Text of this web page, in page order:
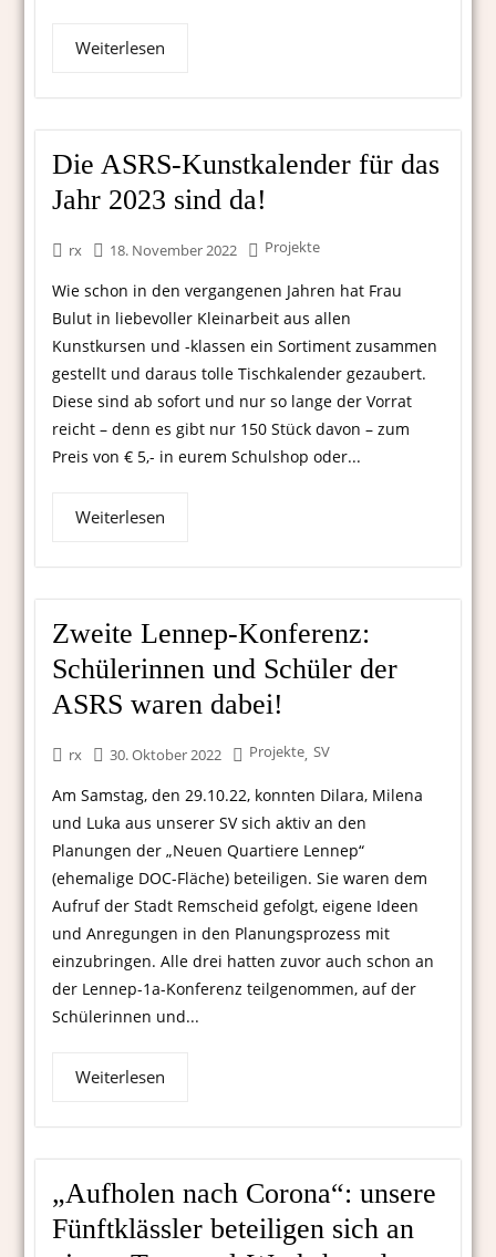
Weiterlesen
Die ASRS-Kunstkalender für das
Jahr 2023 sind da!
rx 18. November 2022 Projekte
Wie schon in den vergangenen Jahren hat Frau
Bulut in liebevoller Kleinarbeit aus allen
Kunstkursen und -klassen ein Sortiment zusammen
gestellt und daraus tolle Tischkalender gezaubert.
Diese sind ab sofort und nur so lange der Vorrat
reicht – denn es gibt nur 150 Stück davon – zum
Preis von € 5,- in eurem Schulshop oder...
Weiterlesen
Zweite Lennep-Konferenz:
Schülerinnen und Schüler der
ASRS waren dabei!
rx 30. Oktober 2022 Projekte, SV
Am Samstag, den 29.10.22, konnten Dilara, Milena
und Luka aus unserer SV sich aktiv an den
Planungen der „Neuen Quartiere Lennep“
(ehemalige DOC-Fläche) beteiligen. Sie waren dem
Aufruf der Stadt Remscheid gefolgt, eigene Ideen
und Anregungen in den Planungsprozess mit
einzubringen. Alle drei hatten zuvor auch schon an
der Lennep-1a-Konferenz teilgenommen, auf der
Schülerinnen und...
Weiterlesen
„Aufholen nach Corona“: unsere
Fünftklässler beteiligen sich an